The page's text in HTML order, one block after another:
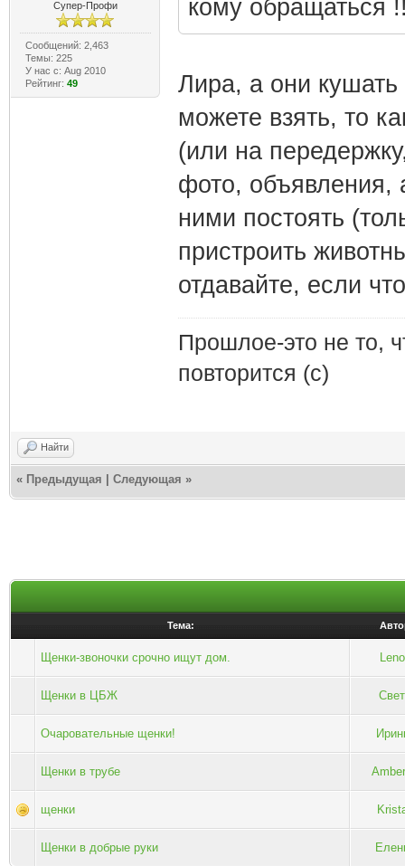
Супер-Профи
Сообщений: 2,463
Темы: 225
У нас с: Aug 2010
Рейтинг: 49
кому обращаться
Лира, а они
можете взять, то
(или на
фото, объявления,
ними постоять
пристроить
отдавайте, если
Прошлое-это не то,
повторится (с)
Найти
« Предыдущая Следующая »
Тема:
Щенки-звоночки срочно ищут дом.
Щенки в ЦБЖ
Очаровательные щенки!
Щенки в трубе
щенки
Щенки в добрые руки